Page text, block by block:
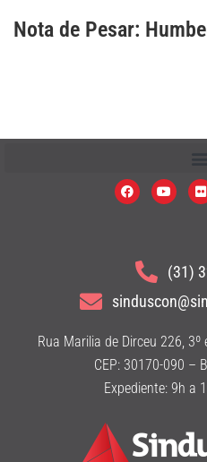
Nota de Pesar:
(31)
Rua Marilia de Dirceu 226,
CEP: 30170-090 –
Expediente: 9h a